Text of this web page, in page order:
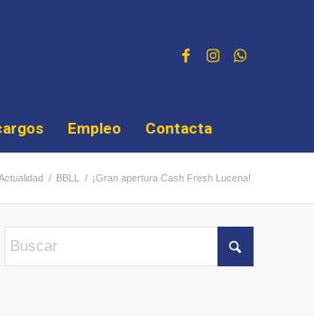
Empleo Contacta
/ BBLL / ¡Gran apertura Cash Fresh Lucena!